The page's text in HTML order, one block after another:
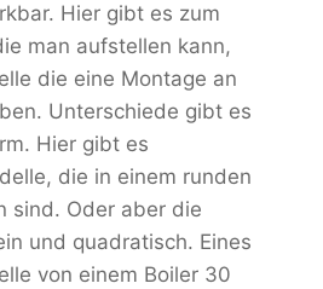
Hier gibt es zum
man aufstellen kann,
die eine Montage an
Unterschiede gibt es
Hier gibt es
die in einem runden
sind. Oder aber die
und quadratisch. Eines
von einem Boiler 30